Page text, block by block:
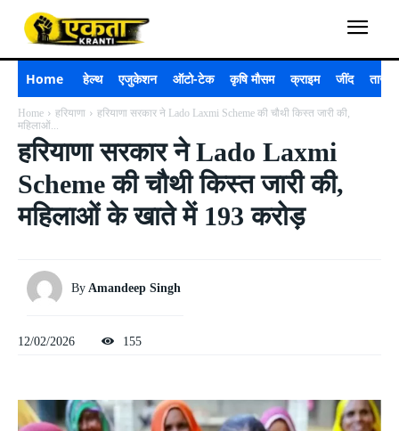
Home हेल्थ एजुकेशन ऑटो-टेक कृषि मौसम क्राइम जींद ताजा
Home हरियाणा
हरियाणा सरकार ने Lado Laxmi Scheme की चौथी किस्त जारी की,
महिलाओं...
हरियाणा सरकार ने Lado Laxmi
Scheme की चौथी किस्त जारी की,
महिलाओं के खाते में 193 करोड़
By Amandeep Singh
12/02/2026 155